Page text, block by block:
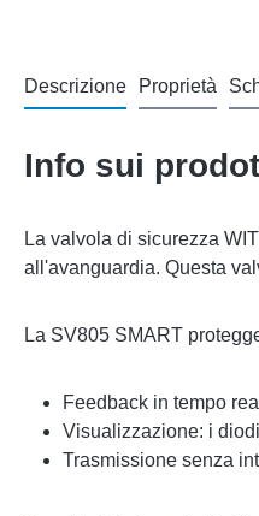
Descrizione Proprietà
Info sui
La valvola di sicurezza
all'avanguardia. Questa
La SV805 SMART
Feedback in tempo
Visualizzazione: i
Trasmissione senza